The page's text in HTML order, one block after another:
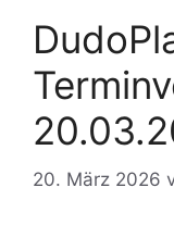
20. März 2026